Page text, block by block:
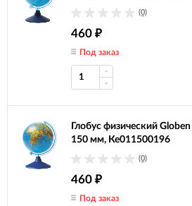
(0)
460 ₽
Под заказ
Глобус физический
150 мм, Ке011500196
(0)
460 ₽
Под заказ